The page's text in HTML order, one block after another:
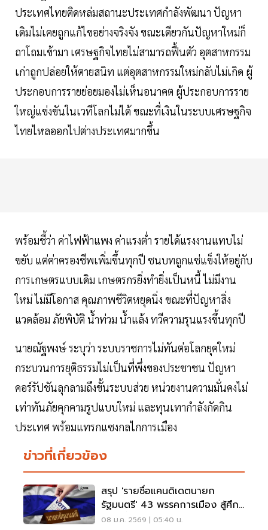
ประเทศไทยติดหล่มสถานะประเทศกำลังพัฒนา ปัญหา
เดิมไม่เคยถูกแก้ไขอย่างจริงจัง ขณะเดียวกันปัญหาใหม่ก็
ถาโถมเข้ามา เศรษฐกิจไทยไม่สามารถฟื้นตัว อุตสาหกรรม
เก่าถูกปล่อยให้ตายสนิท แต่อุตสาหกรรมใหม่กลับไม่เกิด ผู้
ประกอบการรายย่อยมองไม่เห็นอนาคต ผู้ประกอบการราย
ใหญ่แข่งขันในเวทีโลกไม่ได้ ขณะที่เงินในระบบเศรษฐกิจ
ไทยไหลออกไปต่างประเทศมากขึ้น
พร้อมชี้ว่า ค่าไฟฟ้าแพง ค่าแรงต่ำ รายได้แรงงานแทบไม่
ขยับ แต่ค่าครองชีพเพิ่มขึ้นทุกปี ชนบทถูกแช่แข็งให้อยู่กับ
การเกษตรแบบเดิม เกษตรกรยิ่งทำยิ่งเป็นหนี้ ไม่มีงาน
ใหม่ ไม่มีโอกาส คุณภาพชีวิตหยุดนิ่ง ขณะที่ปัญหาสิ่ง
แวดล้อม ภัยพิบัติ น้ำท่วม น้ำแล้ง ทวีความรุนแรงขึ้นทุกปี
นายณัฐพงษ์ ระบุว่า ระบบราชการไม่ทันต่อโลกยุคใหม่
กระบวนการยุติธรรมไม่เป็นที่พึ่งของประชาชน ปัญหา
คอร์รัปชันลุกลามถึงขั้นระบบส่วย หน่วยงานความมั่นคงไม่
เท่าทันภัยคุกคามรูปแบบใหม่ และทุนเทากำลังกัดกิน
ประเทศ พร้อมแทรกแซงกลไกการเมือง
ข่าวที่เกี่ยวข้อง
สรุป 'รายชื่อแคนดิเดตนายก
รัฐมนตรี' 43 พรรคการเมือง สู้ศึก
เลือกตั้ง 2569
08 ม.ค. 2569 | 05:40 น.